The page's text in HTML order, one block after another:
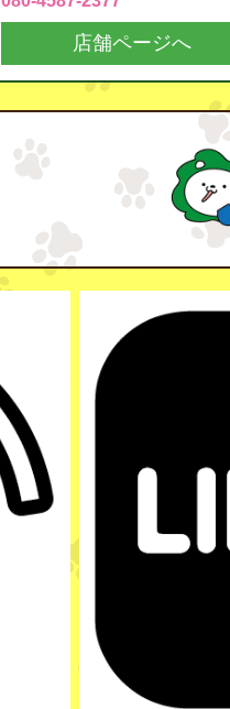
店舗ページへ